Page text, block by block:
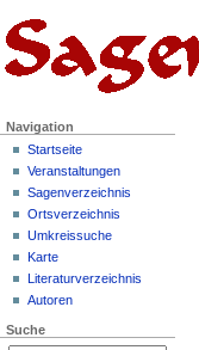
Navigation
Startseite
Veranstaltungen
Sagenverzeichnis
Ortsverzeichnis
Umkreissuche
Karte
Literaturverzeichnis
Autoren
Suche